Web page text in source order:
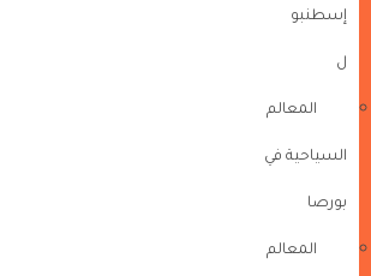
إسطنبو
ل
المعالم
السياحية في
بورصا
المعالم